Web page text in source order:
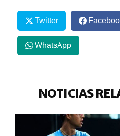
Twitter
WhatsApp
NOTICIAS